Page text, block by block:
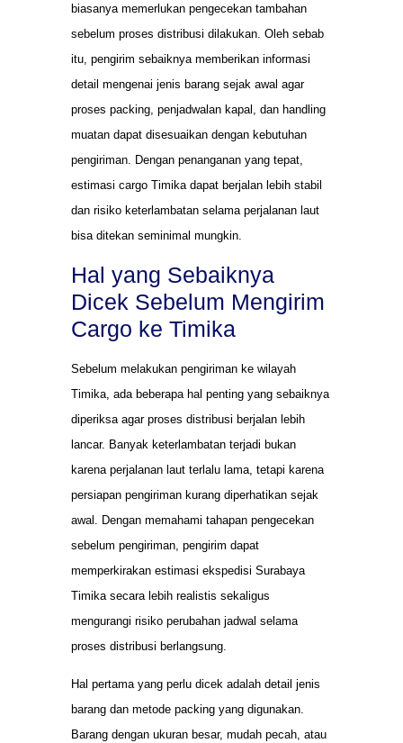
biasanya memerlukan pengecekan tambahan
sebelum proses distribusi dilakukan. Oleh sebab
itu, pengirim sebaiknya memberikan informasi
detail mengenai jenis barang sejak awal agar
proses packing, penjadwalan kapal, dan handling
muatan dapat disesuaikan dengan kebutuhan
pengiriman. Dengan penanganan yang tepat,
estimasi cargo Timika dapat berjalan lebih stabil
dan risiko keterlambatan selama perjalanan laut
bisa ditekan seminimal mungkin.
Hal yang Sebaiknya
Dicek Sebelum Mengirim
Cargo ke Timika
Sebelum melakukan pengiriman ke wilayah
Timika, ada beberapa hal penting yang sebaiknya
diperiksa agar proses distribusi berjalan lebih
lancar. Banyak keterlambatan terjadi bukan
karena perjalanan laut terlalu lama, tetapi karena
persiapan pengiriman kurang diperhatikan sejak
awal. Dengan memahami tahapan pengecekan
sebelum pengiriman, pengirim dapat
memperkirakan estimasi ekspedisi Surabaya
Timika secara lebih realistis sekaligus
mengurangi risiko perubahan jadwal selama
proses distribusi berlangsung.
Hal pertama yang perlu dicek adalah detail jenis
barang dan metode packing yang digunakan.
Barang dengan ukuran besar, mudah pecah, atau